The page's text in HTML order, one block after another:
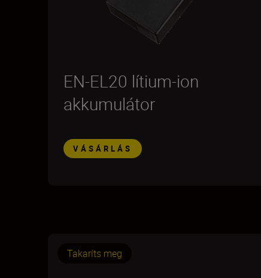
EN-EL20 lítium-ion
akkumulátor
VÁSÁRLÁS
Takaríts meg